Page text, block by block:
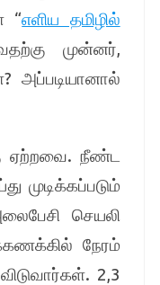
“எளிய தமிழில்
முன்னர்,
? அப்படியானால்
ஏற்றவை. நீண்ட
செயலி
நேரம்
. 2,3